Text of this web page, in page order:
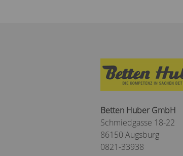
Betten Huber GmbH
Schmiedgasse 18-22
86150 Augsburg
0821-33938